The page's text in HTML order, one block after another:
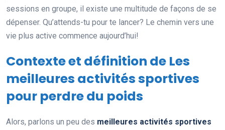
sessions en groupe, il existe une multitude de façons de se
dépenser. Qu’attends-tu pour te lancer? Le chemin vers une
vie plus active commence aujourd’hui!
Contexte et définition de Les
meilleures activités sportives
pour perdre du poids
Alors, parlons un peu des meilleures activités sportives